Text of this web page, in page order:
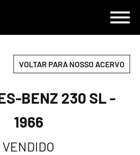
VOLTAR PARA NOSSO ACERVO
BENZ 230 SL -
1966
VENDIDO